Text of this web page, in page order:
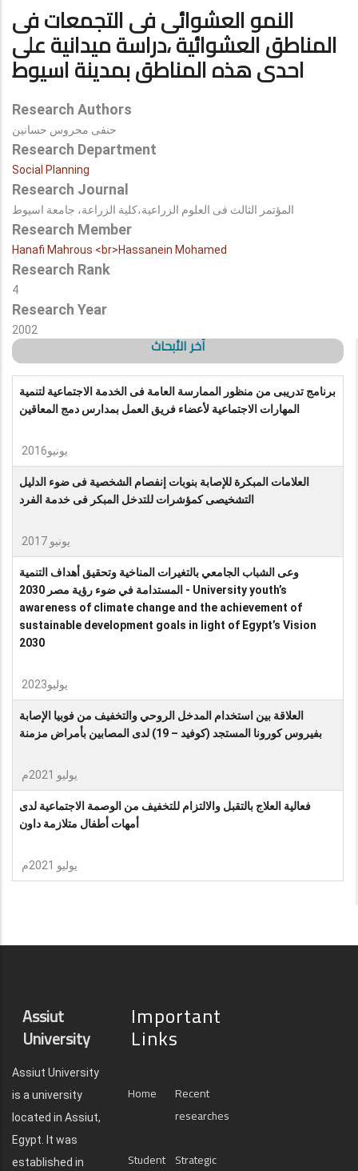
النمو العشوائى فى التجمعات فى
المناطق العشوائية ،دراسة ميدانية على
احدى هذه المناطق بمدينة اسيوط
Research Authors
حنفى محروس حسانين
Research Department
Social Planning
Research Journal
المؤتمر الثالث فى العلوم الزراعية،كلية الزراعة، جامعة اسيوط
Research Member
Hanafi Mahrous <br>Hassanein Mohamed
Research Rank
4
Research Year
2002
آخر الأبحاث
برنامج تدريبى من منظور الممارسة العامة فى الخدمة الاجتماعية لتنمية
المهارات الاجتماعية لأعضاء فريق العمل بمدارس دمج المعاقين
يونيو2016
العلامات المبكرة للإصابة بنوبات إنفصام الشخصية فى ضوء الدليل
التشخيصى كمؤشرات للتدخل المبكر فى خدمة الفرد
يونيو 2017
وعى الشباب الجامعي بالتغيرات المناخية وتحقيق أهداف التنمية
المستدامة في ضوء رؤية مصر 2030 - University youth’s
awareness of climate change and the achievement of
sustainable development goals in light of Egypt’s Vision
2030
يوليو2023
العلاقة بين استخدام المدخل الروحي والتخفيف من فوبيا الإصابة
بفيروس كورونا المستجد (كوفيد – 19) لدى المصابين بأمراض مزمنة
يوليو 2021م
فعالية العلاج بالتقبل والالتزام للتخفيف من الوصمة الاجتماعية لدى
أمهات أطفال متلازمة داون
يوليو 2021م
Assiut
University
Assiut University
is a university
located in Assiut,
Egypt. It was
established in
Important
Links
Home
Recent
researches
Student Strategic